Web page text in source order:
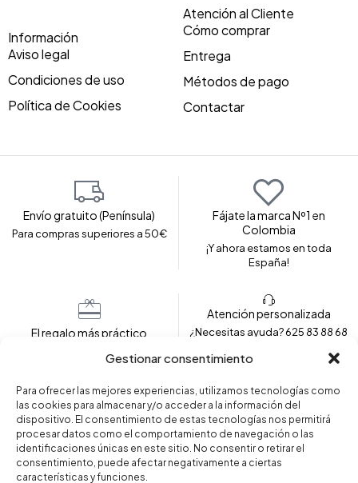
Gestionar consentimiento
Para ofrecer las mejores experiencias, utilizamos tecnologías como
las cookies para almacenar y/o acceder a la información del
dispositivo. El consentimiento de estas tecnologías nos permitirá
procesar datos como el comportamiento de navegación o las
identificaciones únicas en este sitio. No consentir o retirar el
consentimiento, puede afectar negativamente a ciertas
características y funciones.
Información
Aviso legal
Condiciones de uso
Política de Cookies
Atención al Cliente
Cómo comprar
Entrega
Métodos de pago
Contactar
Envío gratuito (Península)
Para compras superiores a 50€
Fájate la marca Nº1 en
Colombia
¡Y ahora estamos en toda
España!
El regalo más práctico
regalar
Atención personalizada
¿Necesitas ayuda? 625 83 88 68
Copyright © 2024 – Fajas Fájate. Todos los derechos
reservados.